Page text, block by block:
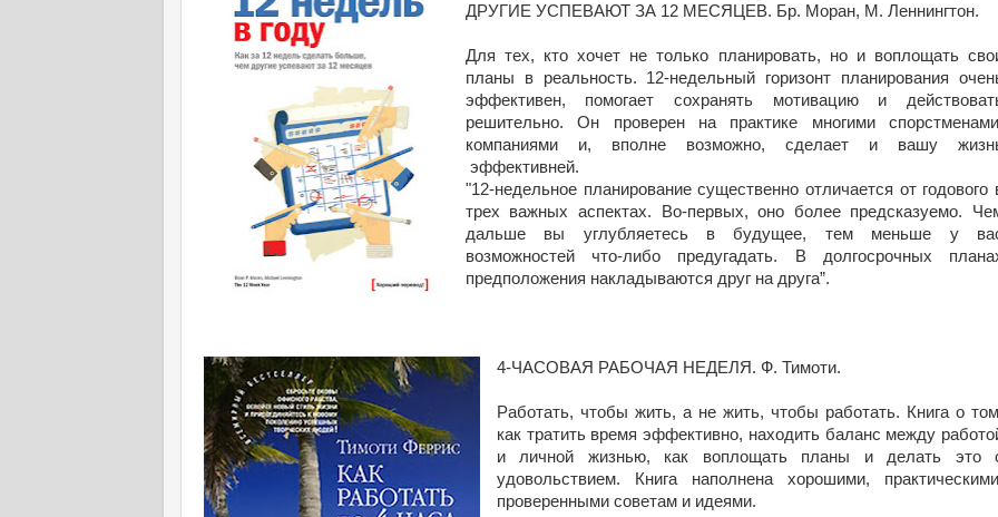
ДРУГИЕ УСПЕВАЮТ ЗА 12 МЕСЯЦЕВ. Бр. Моран, М. Леннингтон.
Для тех, кто хочет не только планировать, но и воплощать
планы в реальность. 12-недельный горизонт планирования
эффективен, помогает сохранять мотивацию и
решительно. Он проверен на практике многими
компаниями и, вполне возможно, сделает и вашу
эффективней.
"12-недельное планирование существенно отличается от годового
трех важных аспектах. Во-первых, оно более предсказуемо.
дальше вы углубляетесь в будущее, тем меньше у
возможностей что-либо предугадать. В долгосрочных
предположения накладываются друг на друга”.
4-ЧАСОВАЯ РАБОЧАЯ НЕДЕЛЯ. Ф. Тимоти.
Работать, чтобы жить, а не жить, чтобы работать. Книга о
как тратить время эффективно, находить баланс между
и личной жизнью, как воплощать планы и делать это
удовольствием. Книга наполнена хорошими,
проверенными советам и идеями.